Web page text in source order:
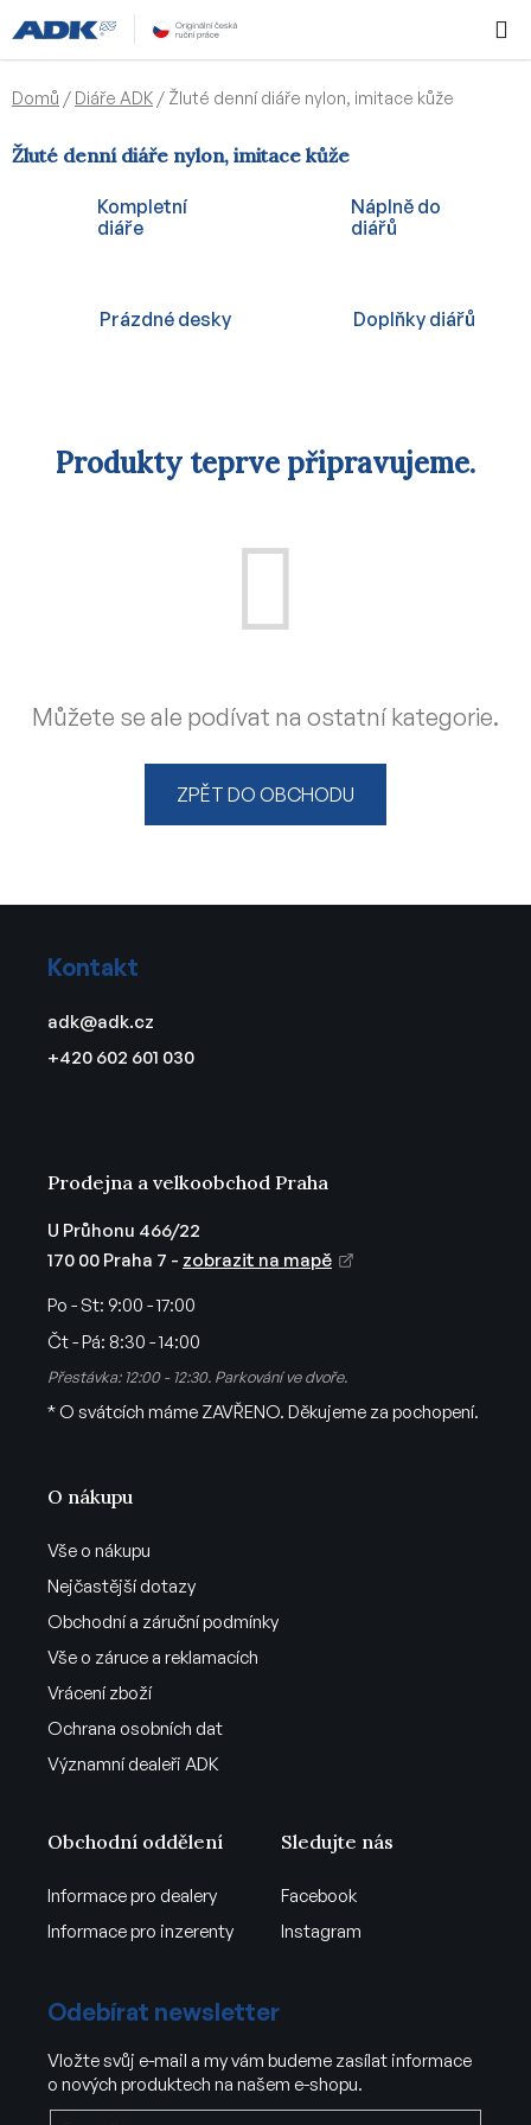
na
obsah
KOŠÍK
Domů / Diáře ADK / Žluté denní diáře nylon, imitace kůže
Žluté denní diáře nylon, imitace kůže
Kompletní
diáře
Náplně do
diářů
Prázdné desky Doplňky diářů
Produkty teprve připravujeme.
Můžete se ale podívat na ostatní kategorie.
ZPĚT DO OBCHODU
Kontakt
adk@adk.cz
+420 602 601 030
O nákupu
Vše o nákupu
Nejčastější dotazy
Obchodní a záruční podmínky
Vše o záruce a reklamacích
Vrácení zboží
Ochrana osobních dat
Významní dealeři ADK
Prodejna a velkoobchod Praha
U Průhonu 466/22
170 00 Praha 7 - zobrazit na mapě
Po - St: 9:00 - 17:00
Čt - Pá: 8:30 - 14:00
Přestávka: 12:00 - 12:30. Parkování ve dvoře.
* O svátcích máme ZAVŘENO. Děkujeme za pochopení.
Obchodní oddělení
Informace pro dealery
Informace pro inzerenty
Sledujte nás
Facebook
Instagram
Odebírat newsletter
Vložte svůj e-mail a my vám budeme zasílat informace
o nových produktech na našem e-shopu.